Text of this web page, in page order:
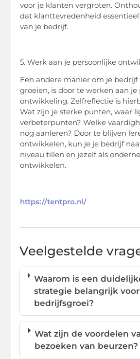
voor je klanten vergroten.
dat klanttevredenheid essentieel
van je bedrijf.
5. Werk aan je persoonlijke
Een andere manier om je bedrijf
groeien, is door te werken aan je
ontwikkeling. Zelfreflectie is
Wat zijn je sterke punten, waar
verbeterpunten? Welke
nog aanleren? Door te blijven
ontwikkelen, kun je je bedrijf
niveau tillen en jezelf als
ontwikkelen.
https://tentpro.nl/
Veelgestelde
Waarom is een
strategie belangrijk voor
bedrijfsgroei?
Wat zijn de voordelen
bezoeken van beurzen?